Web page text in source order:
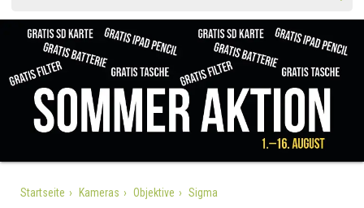
Startseite Kameras Objektive Sigma